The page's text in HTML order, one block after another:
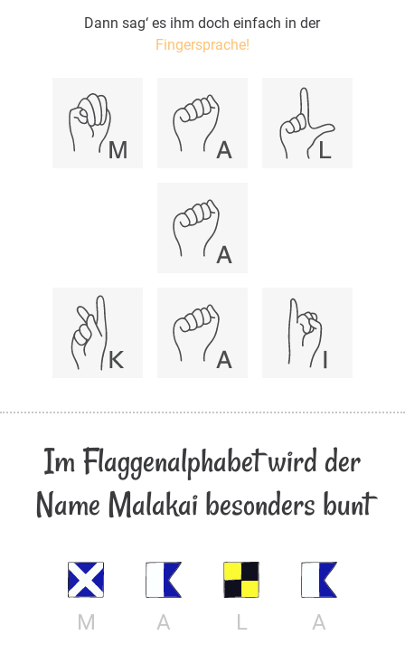
Dann sag‘ es ihm doch einfach in der
Fingersprache!
Im Flaggenalphabet wird der
Name Malakai besonders bunt
M A L A